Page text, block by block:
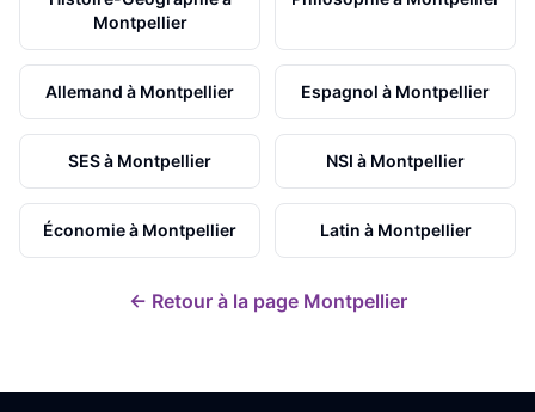
Montpellier
Allemand à Montpellier Espagnol à Montpellier
SESà Montpellier NSI à Montpellier
Économieà Montpellier Latin à Montpellier
← Retour à la page Montpellier